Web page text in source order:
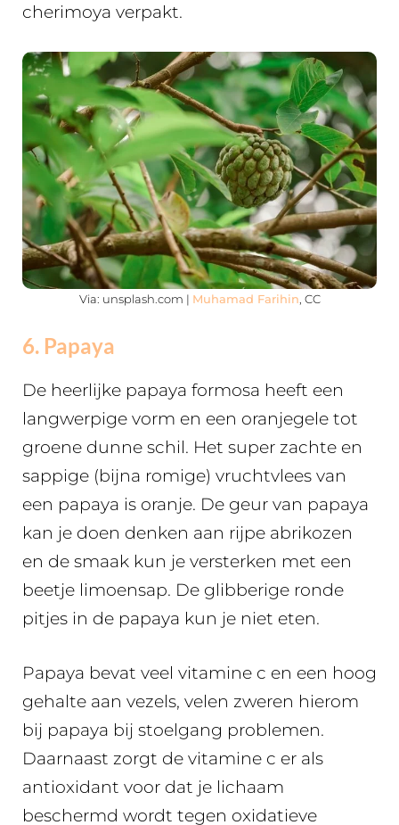
cherimoya verpakt.
Via: unsplash.com | Muhamad Farihin , CC
6. Papaya
De heerlijke papaya formosa heeft een
langwerpige vorm en een oranjegele tot
groene dunne schil. Het super zachte en
sappige (bijna romige) vruchtvlees van
een papaya is oranje. De geur van papaya
kan je doen denken aan rijpe abrikozen
en de smaak kun je versterken met een
beetje limoensap. De glibberige ronde
pitjes in de papaya kun je niet eten.
Papaya bevat veel vitamine c en een hoog
gehalte aan vezels, velen zweren hierom
bij papaya bij stoelgang problemen.
Daarnaast zorgt de vitamine c er als
antioxidant voor dat je lichaam
beschermd wordt tegen oxidatieve